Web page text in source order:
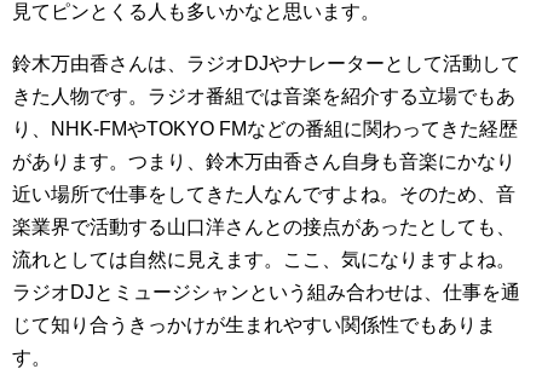
見てピンとくる人も多いかなと思います。
鈴木万由香さんは、ラジオDJやナレーターとして活動して
きた人物です。ラジオ番組では音楽を紹介する立場でもあ
り、NHK-FMやTOKYO FMなどの番組に関わってきた経歴
があります。つまり、鈴木万由香さん自身も音楽にかなり
近い場所で仕事をしてきた人なんですよね。そのため、音
楽業界で活動する山口洋さんとの接点があったとしても、
流れとしては自然に見えます。ここ、気になりますよね。
ラジオDJとミュージシャンという組み合わせは、仕事を通
じて知り合うきっかけが生まれやすい関係性でもありま
す。